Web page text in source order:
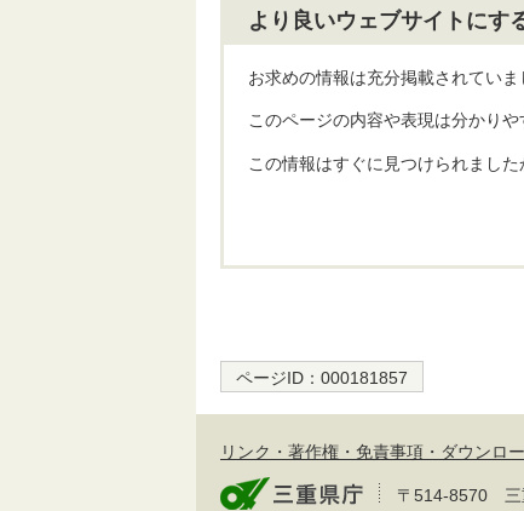
より良いウェブサイトにす
お求めの情報は充分掲載されていま
このページの内容や表現は分かりや
この情報はすぐに見つけられました
ページID： 000181857
リンク・著作権・免責事項・ダウンロ
〒514-8570 三